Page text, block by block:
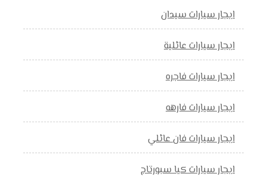
ايجار سيارات سيدان
ايجار سيارات عائلية
ايجار سيارات فاجره
ايجار سيارات فارهه
ايجار سيارات فان عائلي
ايجار سيارات كيا سبورتاج